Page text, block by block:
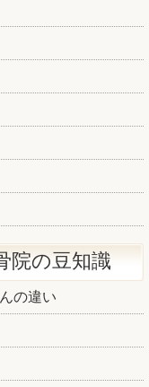
院の豆知識
の違い